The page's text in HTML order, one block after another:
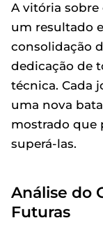
A vitória sobre
um resultado
consolidação
dedicação de
técnica. Cada
uma nova
mostrado que
superá-las.
Análise do
Futuras